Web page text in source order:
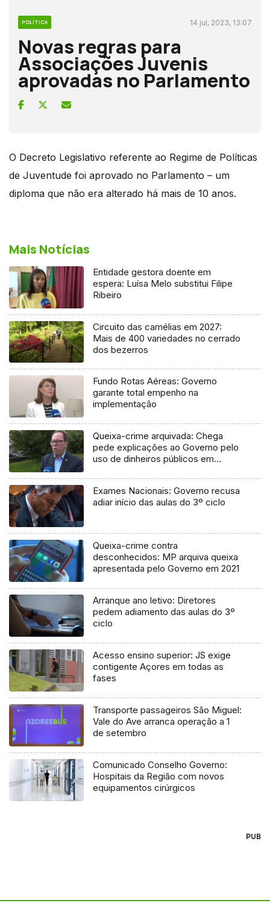
POLÍTICA 14 jul, 2023, 13:07
Novas regras para
Associações Juvenis
aprovadas no Parlamento
O Decreto Legislativo referente ao Regime de Políticas
de Juventude foi aprovado no Parlamento – um
diploma que não era alterado há mais de 10 anos.
Mais Notícias
Entidade gestora doente em
espera: Luísa Melo substitui Filipe
Ribeiro
Circuito das camélias em 2027:
Mais de 400 variedades no cerrado
dos bezerros
Fundo Rotas Aéreas: Governo
garante total empenho na
implementação
Queixa-crime arquivada: Chega
pede explicações ao Governo pelo
uso de dinheiros públicos em
Exames Nacionais: Governo recusa
adiar início das aulas do 3º ciclo
Queixa-crime contra
desconhecidos: MP arquiva queixa
apresentada pelo Governo em 2021
Arranque ano letivo: Diretores
pedem adiamento das aulas do 3º
ciclo
Acesso ensino superior: JS exige
contigente Açores em todas as
fases
Transporte passageiros São Miguel:
Vale do Ave arranca operação a 1
de setembro
Comunicado Conselho Governo:
Hospitais da Região com novos
equipamentos cirúrgicos
PUB